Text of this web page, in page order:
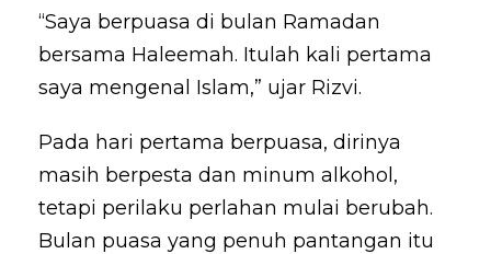
“Saya berpuasa di bulan Ramadan
bersama Haleemah. Itulah kali pertama
saya mengenal Islam,” ujar Rizvi.
Pada hari pertama berpuasa, dirinya
masih berpesta dan minum alkohol,
tetapi perilaku perlahan mulai berubah.
Bulan puasa yang penuh pantangan itu